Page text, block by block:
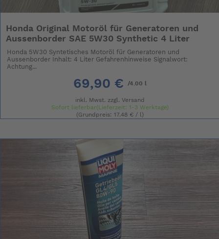
Honda Original Motoröl für Generatoren und
Aussenborder SAE 5W30 Synthetic 4 Liter
Honda 5W30 Syntetisches Motoröl für Generatoren und
Aussenborder Inhalt: 4 Liter Gefahrenhinweise Signalwort:
Achtung...
69,90 € /4.00 l
inkl. Mwst. zzgl. Versand
Sofort lieferbar(Lieferzeit: 1-3 Werktage)
(Grundpreis: 17.48 € / l)